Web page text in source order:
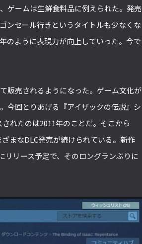
ゲームは生鮮食料品に例えられた。発売
ンセール行きというタイトルも少なくな
のように表現力が向上していった。今で
販売されるようになった。ゲーム文化が
今回とりあげる『アイザックの伝説』シ
れたのは2011年のことだ。そこから
まなDLC発売が続けられている。新作
リース予定で、そのロングランぶりに